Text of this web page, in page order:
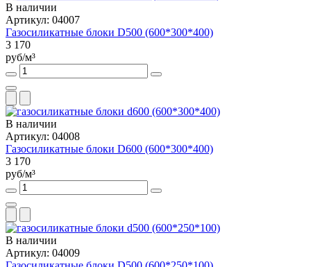
В наличии
Артикул: 04007
Газосиликатные блоки D500 (600*300*400)
3 170
руб/м³
В наличии
Артикул: 04008
Газосиликатные блоки D600 (600*300*400)
3 170
руб/м³
В наличии
Артикул: 04009